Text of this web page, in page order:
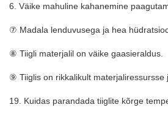
6. Väike mahuline kahanemine
⑦ Madala lenduvusega ja hea
⑧ Tiigli materjalil on väike gaasieraldus.
⑨ Tiiglis on rikkalikult materjaliressursse
19. Kuidas parandada tiiglite kõrge